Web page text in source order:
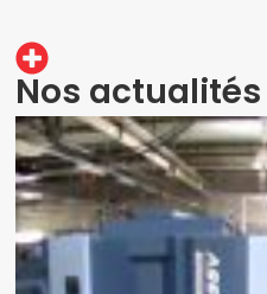
Nos actualités